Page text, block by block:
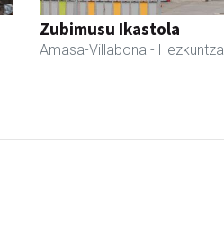
Zubimusu Ikastola
Amasa-Villabona - Hezkuntza